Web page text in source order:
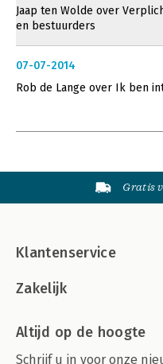
Jaap ten Wolde over
en bestuurders
07-07-2014
Rob de Lange over Ik ben
Gratis
Klantenservice
Zakelijk
Altijd op de hoogte
Schrijf u in voor onze